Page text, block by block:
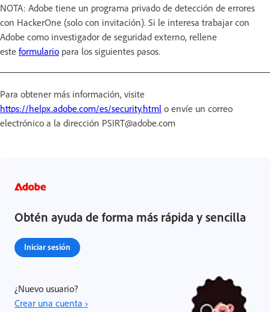
NOTA: Adobe tiene un programa privado de detección de errores
con HackerOne (solo con invitación). Si le interesa trabajar con
Adobe como investigador de seguridad externo, rellene
este formulario para los siguientes pasos.
Para obtener más información, visite
https://helpx.adobe.com/es/security.html o envíe un correo
electrónico a la dirección PSIRT@adobe.com
Obtén ayuda de forma más rápida y sencilla
Iniciar sesión
¿Nuevo usuario?
Crear una cuenta ›